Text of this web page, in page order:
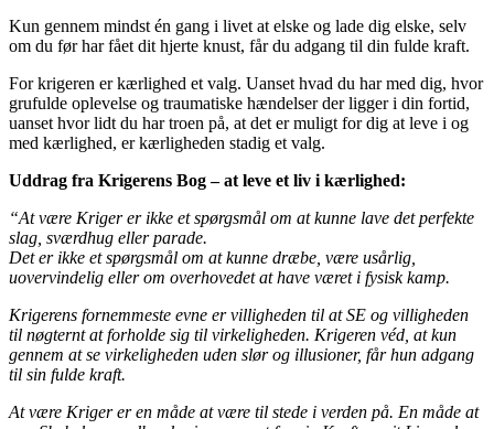
Kun gennem mindst én gang i livet at elske og lade dig elske, selv
om du før har fået dit hjerte knust, får du adgang til din fulde kraft.
For krigeren er kærlighed et valg. Uanset hvad du har med dig, hvor
grufulde oplevelse og traumatiske hændelser der ligger i din fortid,
uanset hvor lidt du har troen på, at det er muligt for dig at leve i og
med kærlighed, er kærligheden stadig et valg.
Uddrag fra Krigerens Bog – at leve et liv i kærlighed:
“At være Kriger er ikke et spørgsmål om at kunne lave det perfekte
slag, sværdhug eller parade.
Det er ikke et spørgsmål om at kunne dræbe, være usårlig,
uovervindelig eller om overhovedet at have været i fysisk kamp.
Krigerens fornemmeste evne er villigheden til at SE og villigheden
til nøgternt at forholde sig til virkeligheden. Krigeren véd, at kun
gennem at se virkeligheden uden slør og illusioner, får hun adgang
til sin fulde kraft.
At være Kriger er en måde at være til stede i verden på. En måde at